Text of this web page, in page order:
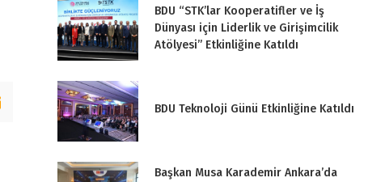
BDU “STK’lar Kooperatifler ve İş
Dünyası için Liderlik ve Girişimcilik
Atölyesi” Etkinliğine Katıldı
BDU Teknoloji Günü Etkinliğine Katıldı
Başkan Musa Karademir Ankara’da